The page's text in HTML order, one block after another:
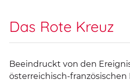
Das Rote Kreuz
Beeindruckt von den
österreichisch-französischen